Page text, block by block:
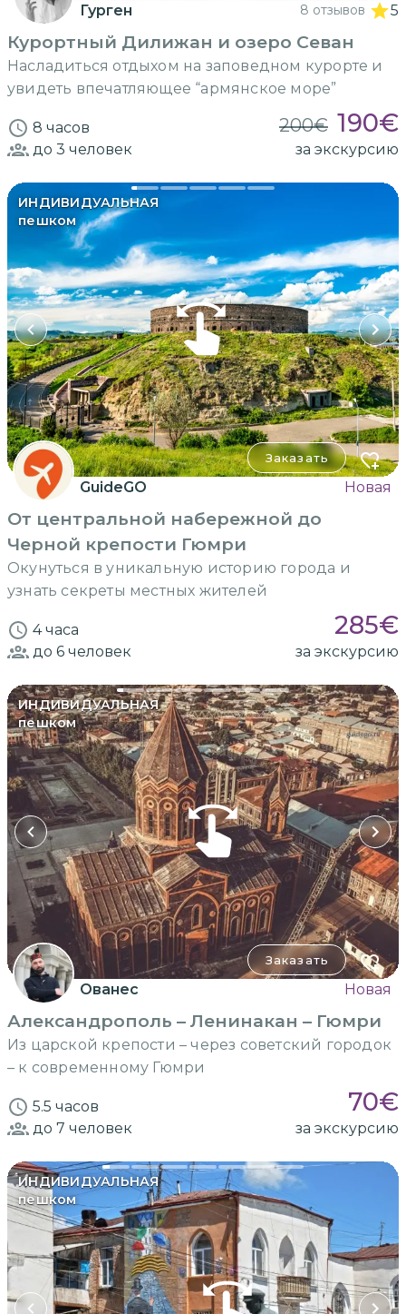
Гурген 8 отзывов 5
Курортный Дилижан и озеро Севан
Насладиться отдыхом на заповедном курорте и
увидеть впечатляющее “армянское море”
8 часов 200€ 190€
до 3 человек за экскурсию
ИНДИВИДУАЛЬНАЯ
пешком
Заказать
GuideGO Новая
От центральной набережной до
Черной крепости Гюмри
Окунуться в уникальную историю города и
узнать секреты местных жителей
4 часа 285€
до 6 человек за экскурсию
ИНДИВИДУАЛЬНАЯ
пешком
Заказать
Ованес Новая
Александрополь – Ленинакан – Гюмри
Из царской крепости – через советский городок
– к современному Гюмри
5.5 часов 70€
до 7 человек за экскурсию
ИНДИВИДУАЛЬНАЯ
пешком